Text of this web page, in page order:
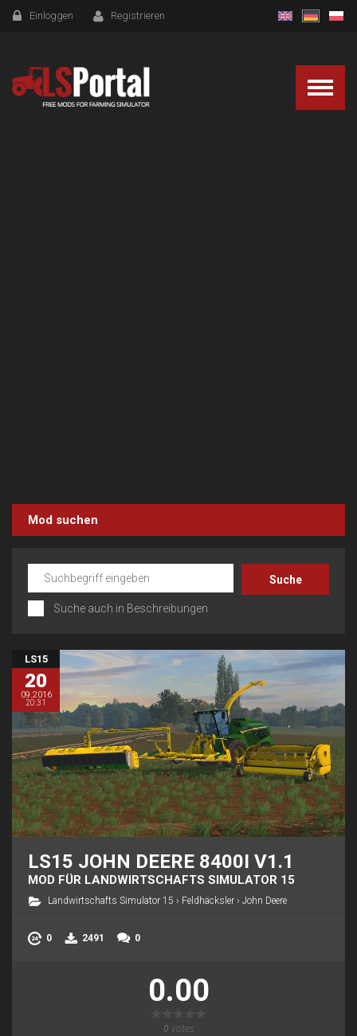
Einloggen Registrieren
Mod suchen
Suche auch in Beschreibungen
LS15
20
09.2016
20:31
LS15 JOHN DEERE 8400I V1.1
MOD FÜR LANDWIRTSCHAFTS SIMULATOR 15
Landwirtschafts Simulator 15 › Feldhäcksler › John Deere
0 2491 0
0.00
0 votes